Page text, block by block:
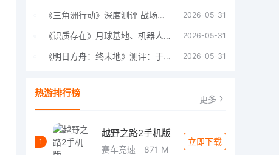
《三角洲行动》深度测评 战场上的野心与裂痕 2026-05-31
《识质存在》月球基地、机器人女孩多年来最佳射击游戏 2026-05-31
《明日方舟：终末地》测评：于荒芜之中，重建文明 2026-05-31
热游排行榜 更多
1
越野之路2手机版
赛车竞速 871 M
立即下载